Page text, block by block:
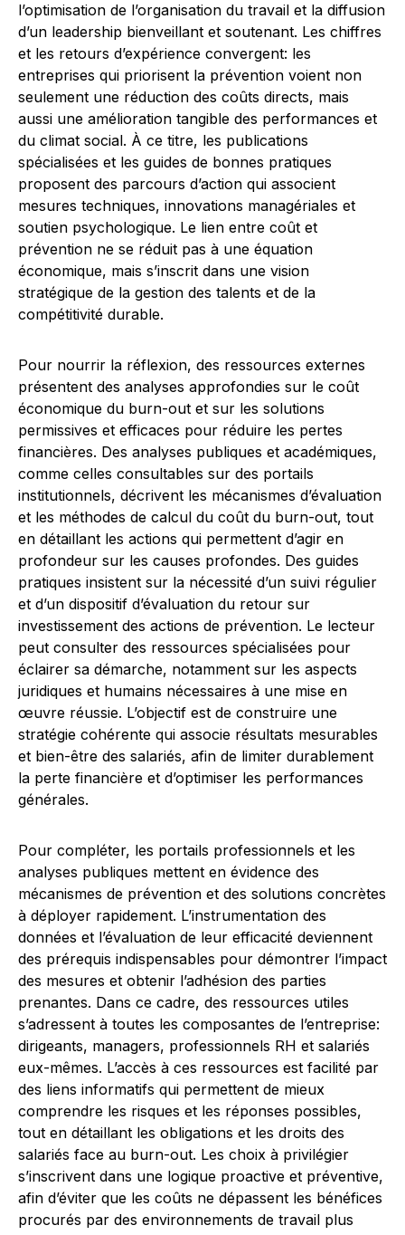
l’optimisation de l’organisation du travail et la diffusion
d’un leadership bienveillant et soutenant. Les chiffres
et les retours d’expérience convergent: les
entreprises qui priorisent la prévention voient non
seulement une réduction des coûts directs, mais
aussi une amélioration tangible des performances et
du climat social. À ce titre, les publications
spécialisées et les guides de bonnes pratiques
proposent des parcours d’action qui associent
mesures techniques, innovations managériales et
soutien psychologique. Le lien entre coût et
prévention ne se réduit pas à une équation
économique, mais s’inscrit dans une vision
stratégique de la gestion des talents et de la
compétitivité durable.
Pour nourrir la réflexion, des ressources externes
présentent des analyses approfondies sur le coût
économique du burn-out et sur les solutions
permissives et efficaces pour réduire les pertes
financières. Des analyses publiques et académiques,
comme celles consultables sur des portails
institutionnels, décrivent les mécanismes d’évaluation
et les méthodes de calcul du coût du burn-out, tout
en détaillant les actions qui permettent d’agir en
profondeur sur les causes profondes. Des guides
pratiques insistent sur la nécessité d’un suivi régulier
et d’un dispositif d’évaluation du retour sur
investissement des actions de prévention. Le lecteur
peut consulter des ressources spécialisées pour
éclairer sa démarche, notamment sur les aspects
juridiques et humains nécessaires à une mise en
œuvre réussie. L’objectif est de construire une
stratégie cohérente qui associe résultats mesurables
et bien-être des salariés, afin de limiter durablement
la perte financière et d’optimiser les performances
générales.
Pour compléter, les portails professionnels et les
analyses publiques mettent en évidence des
mécanismes de prévention et des solutions concrètes
à déployer rapidement. L’instrumentation des
données et l’évaluation de leur efficacité deviennent
des prérequis indispensables pour démontrer l’impact
des mesures et obtenir l’adhésion des parties
prenantes. Dans ce cadre, des ressources utiles
s’adressent à toutes les composantes de l’entreprise:
dirigeants, managers, professionnels RH et salariés
eux-mêmes. L’accès à ces ressources est facilité par
des liens informatifs qui permettent de mieux
comprendre les risques et les réponses possibles,
tout en détaillant les obligations et les droits des
salariés face au burn-out. Les choix à privilégier
s’inscrivent dans une logique proactive et préventive,
afin d’éviter que les coûts ne dépassent les bénéfices
procurés par des environnements de travail plus